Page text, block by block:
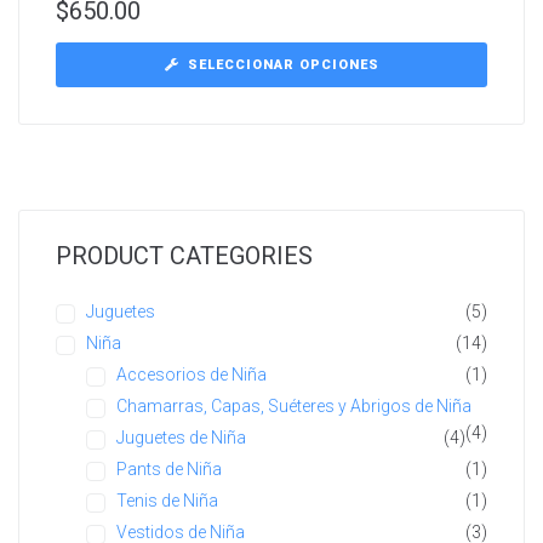
$650.00
SELECCIONAR OPCIONES
PRODUCT CATEGORIES
Juguetes
(5)
Niña
(14)
Accesorios de Niña
(1)
Chamarras, Capas, Suéteres y Abrigos de Niña
(4)
Juguetes de Niña
(4)
Pants de Niña
(1)
Tenis de Niña
(1)
Vestidos de Niña
(3)